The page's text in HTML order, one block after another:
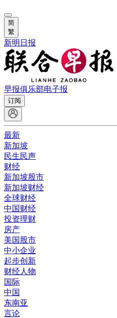
简
繁
新明日报
早报俱乐部电子报
订阅
最新
新加坡
民生民声
财经
新加坡股市
新加坡财经
全球财经
中国财经
投资理财
房产
美国股市
中小企业
起步创新
财经人物
国际
中国
东南亚
言论